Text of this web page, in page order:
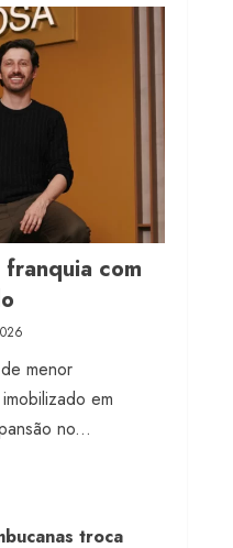
testa passaporte
moda nacional
de 2026
franquia com
menor
em
no...
troca